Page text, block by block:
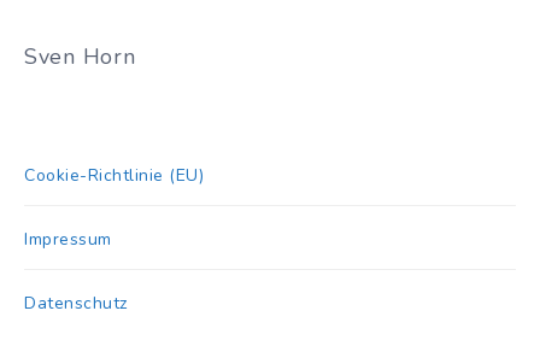
Sven Horn
Cookie-Richtlinie (EU)
Impressum
Datenschutz